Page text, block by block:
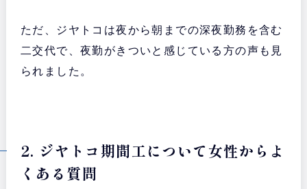
ただ、ジヤトコは夜から朝までの深夜勤務を含む
二交代で、夜勤がきついと感じている方の声も見
られました。
2. ジヤトコ期間工について女性からよ
くある質問